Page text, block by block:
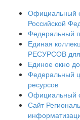
Официальный
Российской
Федеральный
Единая
РЕСУРСОВ для
Единое окно
Федеральный
ресурсов
Официальный
Сайт